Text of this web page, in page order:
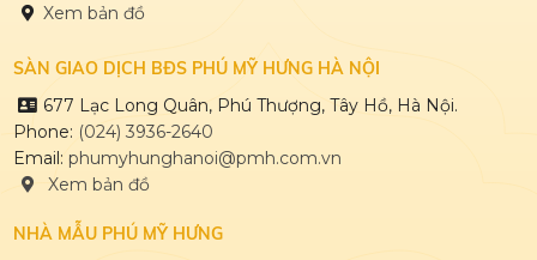
Xem bản đồ
SÀN GIAO DỊCH BĐS PHÚ MỸ HƯNG HÀ NỘI
677 Lạc Long Quân, Phú Thượng, Tây Hồ, Hà Nội.
Phone: (024) 3936-2640
Email: phumyhunghanoi@pmh.com.vn
Xem bản đồ
NHÀ MẪU PHÚ MỸ HƯNG